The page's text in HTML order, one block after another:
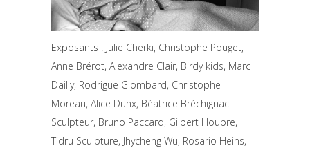
Exposants : Julie Cherki, Christophe Pouget,
Anne Brérot, Alexandre Clair, Birdy kids, Marc
Dailly, Rodrigue Glombard, Christophe
Moreau, Alice Dunx, Béatrice Bréchignac
Sculpteur, Bruno Paccard, Gilbert Houbre,
Tidru Sculpture, Jhycheng Wu, Rosario Heins,